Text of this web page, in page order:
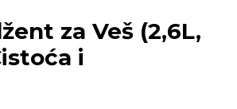
za Veš (2,6L,
i